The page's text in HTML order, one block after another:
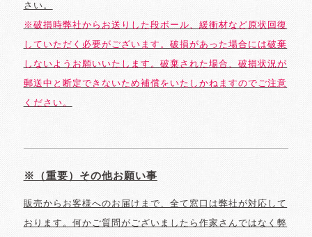
さい。
※破損時弊社からお送りした段ボール、緩衝材など原状回復
していただく必要がございます。破損があった場合には破棄
しないようお願いいたします。破棄された場合、破損状況が
郵送中と断定できないため補償をいたしかねますのでご注意
ください。
※（重要）その他お願い事
販売からお客様へのお届けまで、全て窓口は弊社が対応して
おります。何かご質問がございましたら作家さんではなく弊